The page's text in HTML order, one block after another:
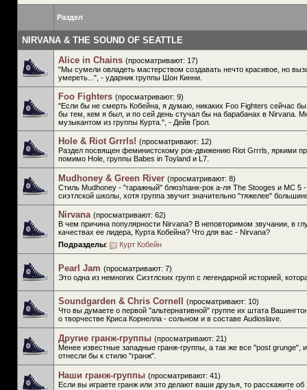
Раздел
NIRVANA & THE SOUND OF SEATTLE
Alice in Chains (просматривают: 17)
"Мы сумели овладеть мастерством создавать нечто красивое, но
умереть...", - ударник группы Шон Кинни.
Foo Fighters (просматривают: 9)
"Если бы не смерть Кобейна, я думаю, никаких Foo Fighters сейчас
бы тем, кем я был, и по сей день стучал бы на барабанах в Nirvana.
музыкантом из группы Курта.", - Дейв Грол.
Hole & Riot Grrrls! (просматривают: 12)
Раздел посвящен феминистскому рок-движению Riot Grrrls, яркими
помимо Hole, группы Babes in Toyland и L7.
Mudhoney & Green River (просматривают: 8)
Стиль Mudhoney - "гаражный" блюз/панк-рок а-ля The Stooges и МС 5
сиэтлской школы, хотя группа звучит значительно "тяжелее"
Nirvana (просматривают: 62)
В чем причина популярности Nirvana? В неповторимом звучании, в
качествах ее лидера, Курта Кобейна? Что для вас - Nirvana?
Подразделы: Курт Кобейн
Pearl Jam (просматривают: 7)
Это одна из немногих Сиэтлских групп с легендарной историей,
Soundgarden & Chris Cornell
(просматривают: 10)
Что вы думаете о первой "альтернативной" группе их штата
о творчестве Криса Корнелла - сольном и в составе Audioslave.
Другие гранж-группы (просматривают: 21)
Менее известные западные гранж-группы, а так же все "post grunge",
отнесли бы к стилю "гранж".
Наши гранж-группы (просматривают: 41)
Если вы играете гранж или это делают ваши друзья, то расскажите